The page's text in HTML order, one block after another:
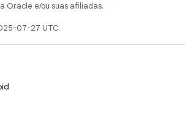
Oracle e/ou suas afiliadas.
07-27 UTC.